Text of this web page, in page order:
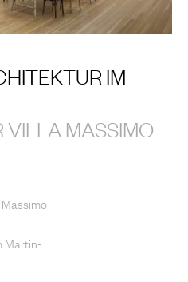
IM
VILLA MASSIMO
Martin-